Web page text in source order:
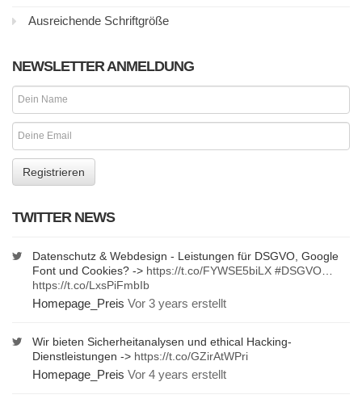
Ausreichende Schriftgröße
NEWSLETTER ANMELDUNG
TWITTER NEWS
Datenschutz & Webdesign - Leistungen für DSGVO, Google
Font und Cookies? -> https://t.co/FYWSE5biLX #DSGVO
https://t.co/LxsPiFmbIb
Homepage_Preis Vor 3 years erstellt
Wir bieten Sicherheitanalysen und ethical Hacking-
Dienstleistungen -> https://t.co/GZirAtWPri
Homepage_Preis Vor 4 years erstellt